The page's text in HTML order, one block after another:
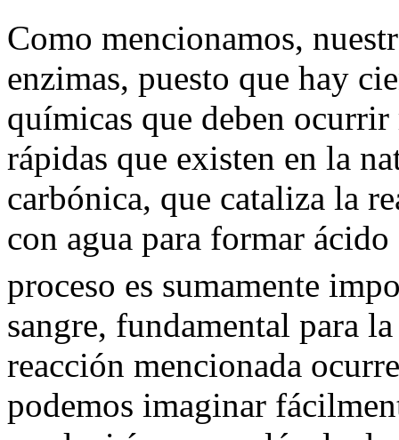
Como mencionamos,
enzimas, puesto que hay
químicas que deben
rápidas que existen en la
carbónica, que cataliza la
con agua para formar
proceso es sumamente
sangre, fundamental para
reacción mencionada
podemos imaginar